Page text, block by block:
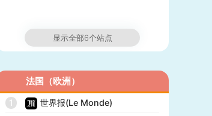
显示全部6个站点
法国（欧洲）
1
世界报(Le Monde)